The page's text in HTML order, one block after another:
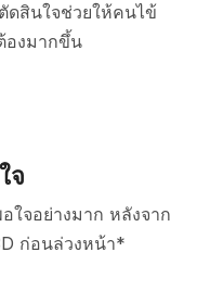
ดสินใจช่วยให้คนไข้
องมากขึ้น
จ
ใจอย่างมาก หลังจาก
ก่อนล่วงหน้า*